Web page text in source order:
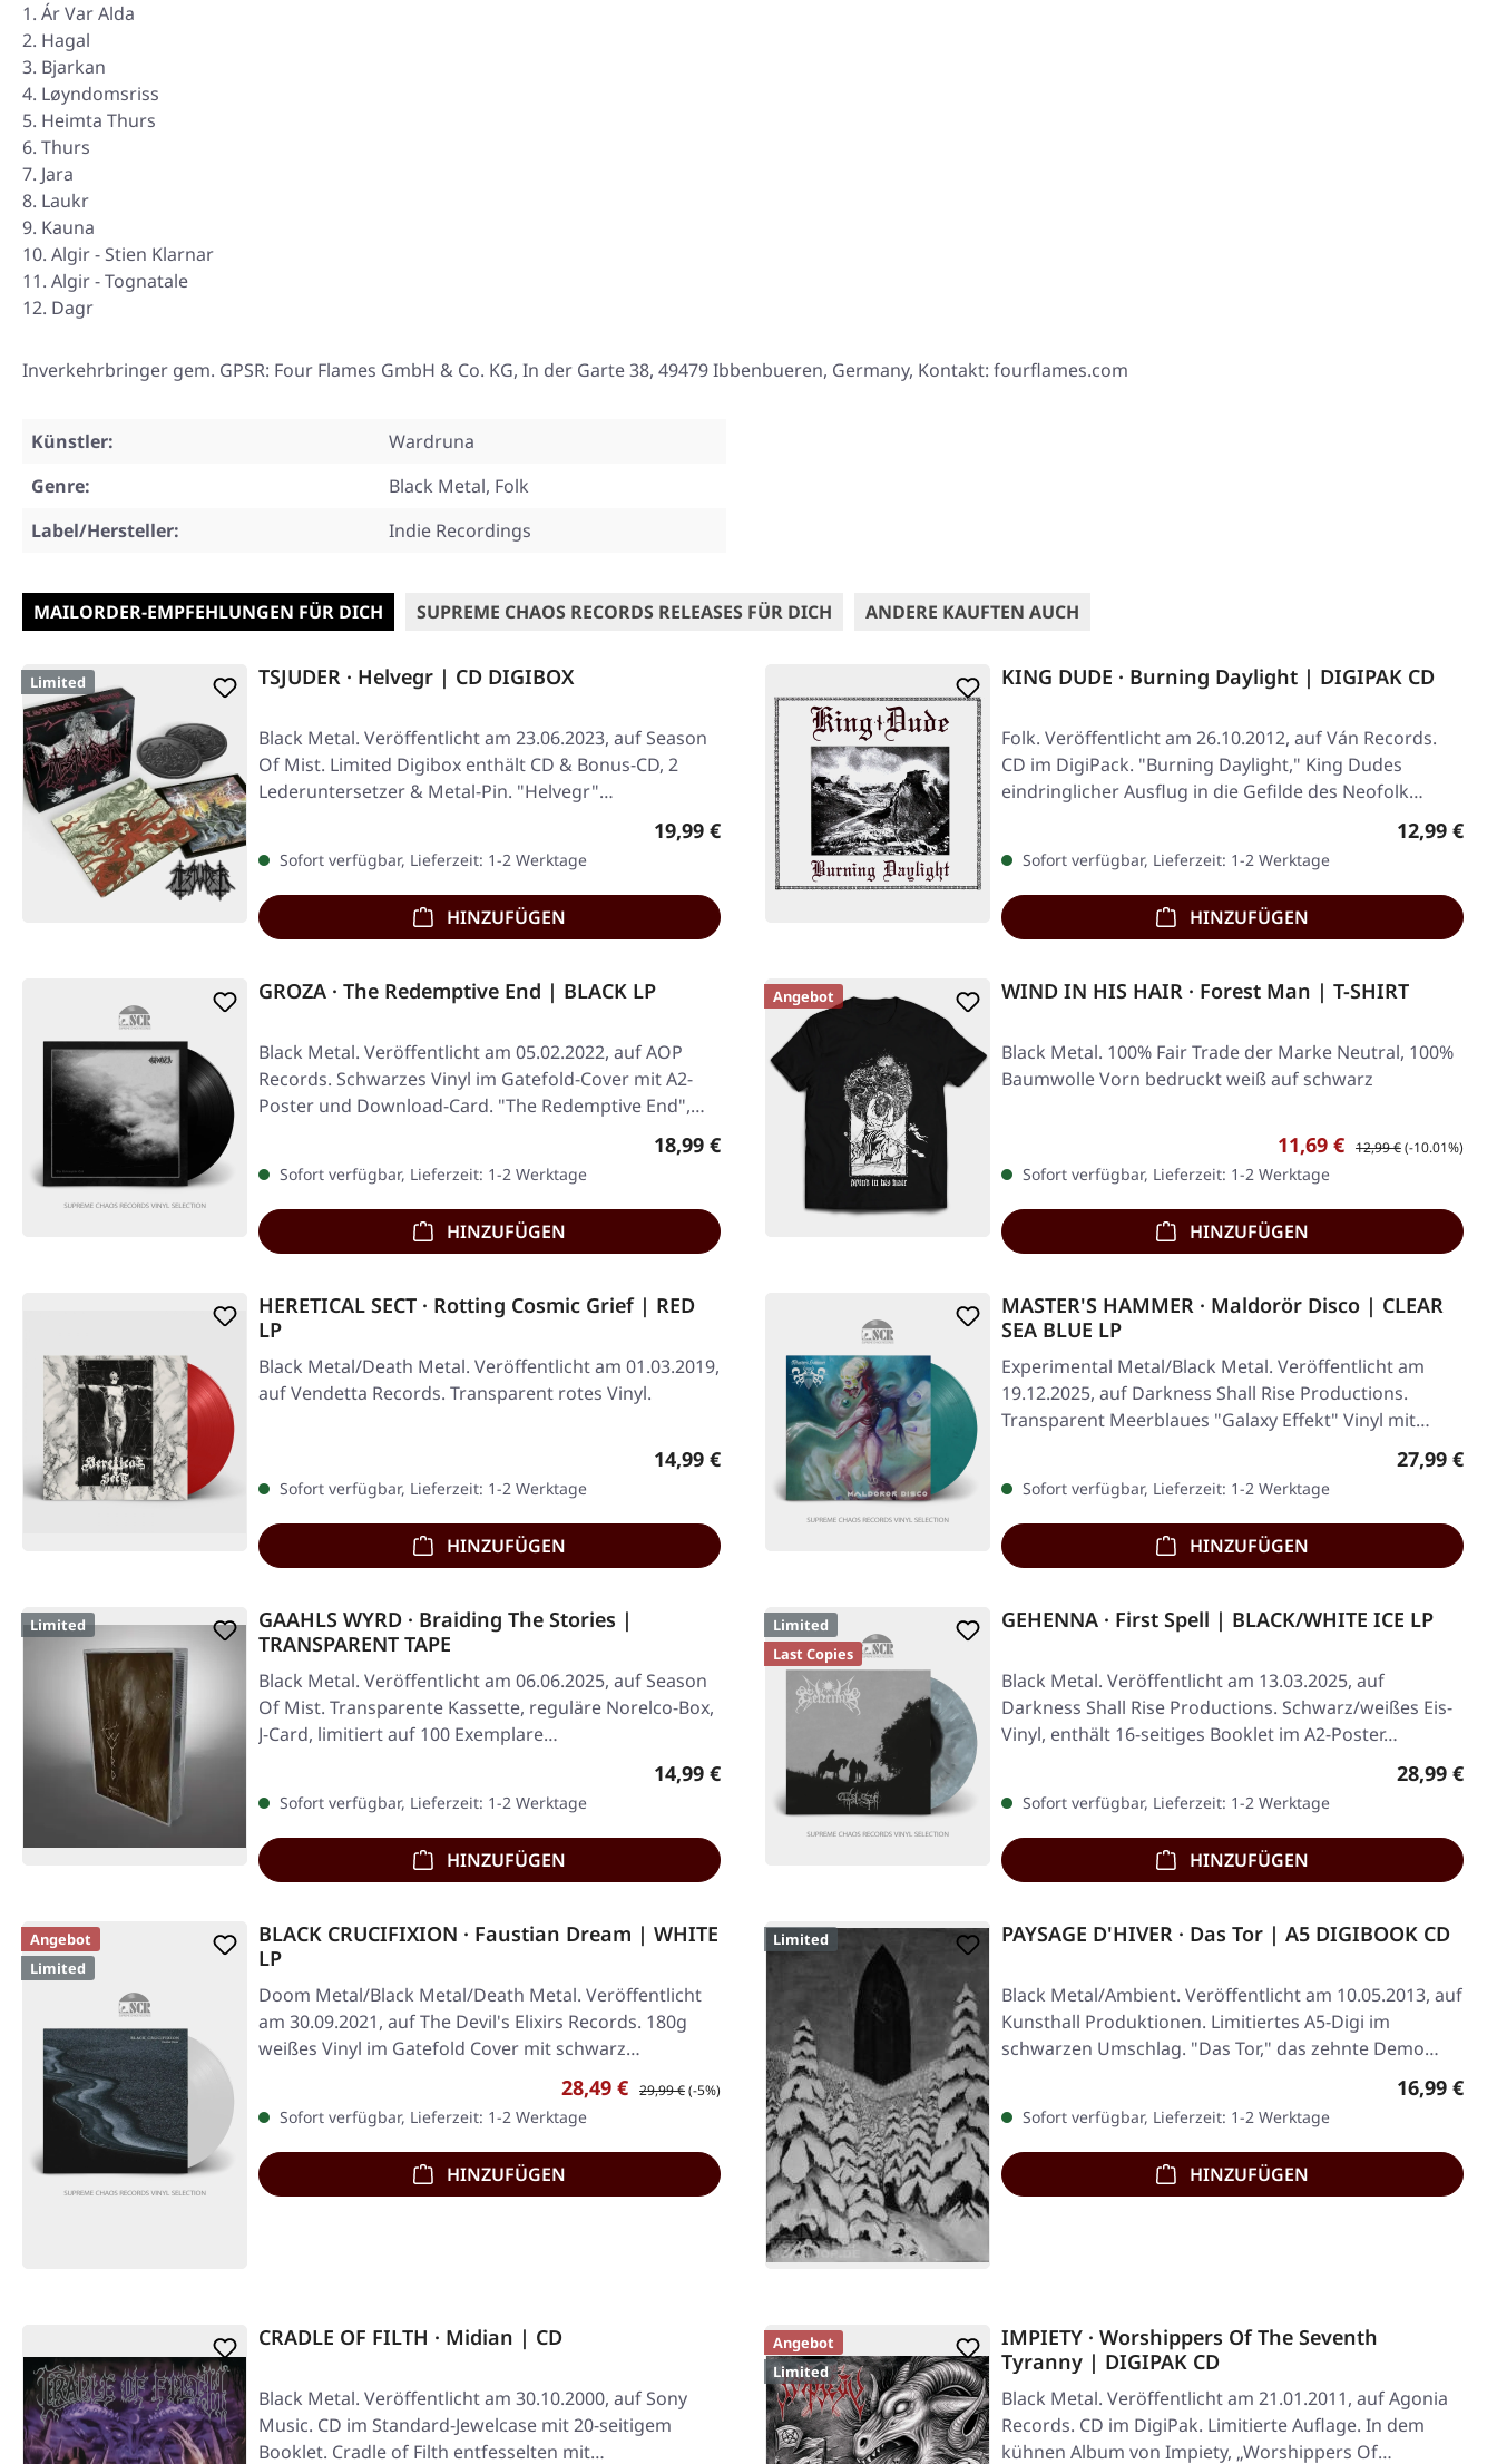
Ár Var Alda
Hagal
Bjarkan
Løyndomsriss
Heimta Thurs
Thurs
Jara
Laukr
Kauna
Algir - Stien Klarnar
Algir - Tognatale
Dagr
Inverkehrbringer gem. GPSR: Four Flames GmbH & Co. KG, In der Garte 38, 49479 Ibbenbueren, Germany, Kontakt: fourflames.com
Künstler:
Wardruna
Genre:
Black Metal, Folk
Label/Hersteller:
Indie Recordings
MAILORDER-EMPFEHLUNGEN FÜR DICH SUPREME CHAOS RECORDS RELEASES FÜR DICH ANDERE KAUFTEN AUCH
Limited TSJUDER · Helvegr | CD DIGIBOX
Black Metal. Veröffentlicht am 23.06.2023, auf Season
Of Mist. Limited Digibox enthält CD & Bonus-CD, 2
Lederuntersetzer & Metal-Pin. "Helvegr"…
Regulärer Preis:
19,99 €
Sofort verfügbar, Lieferzeit: 1-2 Werktage
HINZUFÜGEN
KING DUDE · Burning Daylight | DIGIPAK CD
Folk. Veröffentlicht am 26.10.2012, auf Ván Records.
CD im DigiPack. "Burning Daylight," King Dudes
eindringlicher Ausflug in die Gefilde des Neofolk…
Regulärer
12,99 €
Sofort verfügbar, Lieferzeit: 1-2 Werktage
HINZUFÜGEN
GROZA · The Redemptive End | BLACK LP
Black Metal. Veröffentlicht am 05.02.2022, auf AOP
Records. Schwarzes Vinyl im Gatefold-Cover mit A2-
Poster und Download-Card. "The Redemptive End",…
Regulärer Preis:
18,99 €
Sofort verfügbar, Lieferzeit: 1-2 Werktage
HINZUFÜGEN
Angebot WIND IN HIS HAIR · Forest Man | T-SHIRT
Black Metal. 100% Fair Trade der Marke Neutral, 100%
Baumwolle Vorn bedruckt weiß auf schwarz
Verkaufspreis:
11,69 € Regulärer Preis:
12,99 €(-10.01%)
Sofort verfügbar, Lieferzeit: 1-2 Werktage
HINZUFÜGEN
HERETICAL SECT · Rotting Cosmic Grief | RED
LP
Black Metal/Death Metal. Veröffentlicht am 01.03.2019,
auf Vendetta Records. Transparent rotes Vinyl.
Regulärer Preis:
14,99 €
Sofort verfügbar, Lieferzeit: 1-2 Werktage
HINZUFÜGEN
MASTER'S HAMMER · Maldorör Disco | CLEAR
SEA BLUE LP
Experimental Metal/Black Metal. Veröffentlicht am
19.12.2025, auf Darkness Shall Rise Productions.
Transparent Meerblaues "Galaxy Effekt" Vinyl mit…
Regulärer
27,99 €
Sofort verfügbar, Lieferzeit: 1-2 Werktage
HINZUFÜGEN
Limited
GAAHLS WYRD · Braiding The Stories |
TRANSPARENT TAPE
Black Metal. Veröffentlicht am 06.06.2025, auf Season
Of Mist. Transparente Kassette, reguläre Norelco-Box,
J-Card, limitiert auf 100 Exemplare…
Regulärer Preis:
14,99 €
Sofort verfügbar, Lieferzeit: 1-2 Werktage
HINZUFÜGEN
Limited
Last Copies
GEHENNA · First Spell | BLACK/WHITE ICE LP
Black Metal. Veröffentlicht am 13.03.2025, auf
Darkness Shall Rise Productions. Schwarz/weißes Eis-
Vinyl, enthält 16-seitiges Booklet im A2-Poster…
Regulärer
28,99 €
Sofort verfügbar, Lieferzeit: 1-2 Werktage
HINZUFÜGEN
Angebot
Limited
BLACK CRUCIFIXION · Faustian Dream | WHITE
LP
Doom Metal/Black Metal/Death Metal. Veröffentlicht
am 30.09.2021, auf The Devil's Elixirs Records. 180g
weißes Vinyl im Gatefold Cover mit schwarz…
Verkaufspreis:
28,49 € Regulärer Preis:
29,99 €(-5%)
Sofort verfügbar, Lieferzeit: 1-2 Werktage
HINZUFÜGEN
Limited PAYSAGE D'HIVER · Das Tor | A5 DIGIBOOK CD
Black Metal/Ambient. Veröffentlicht am 10.05.2013, auf
Kunsthall Produktionen. Limitiertes A5-Digi im
schwarzen Umschlag. "Das Tor," das zehnte Demo…
Regulärer
16,99 €
Sofort verfügbar, Lieferzeit: 1-2 Werktage
HINZUFÜGEN
CRADLE OF FILTH · Midian | CD
Black Metal. Veröffentlicht am 30.10.2000, auf Sony
Music. CD im Standard-Jewelcase mit 20-seitigem
Booklet. Cradle of Filth entfesselten mit…
Angebot
Limited
IMPIETY · Worshippers Of The Seventh
Tyranny | DIGIPAK CD
Black Metal. Veröffentlicht am 21.01.2011, auf Agonia
Records. CD im DigiPak. Limitierte Auflage. In dem
kühnen Album von Impiety, „Worshippers Of…